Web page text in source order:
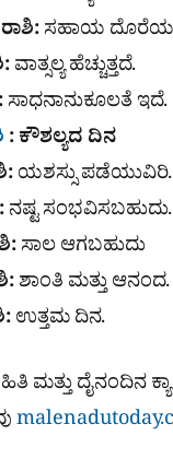
ಸಹಾಯ
ವಾತ್ಸಲ್ಯ ಹೆಚ್ಚುತ್ತದೆ.
ಸಾಧನಾನುಕೂಲತೆ ಇದೆ.
: ಕೌಶಲ್ಯದ ದಿನ
ಯಶಸ್ಸು ಪಡೆಯುವಿರಿ.
ನಷ್ಟ ಸಂಭವಿಸಬಹುದು.
ಸಾಲ ಆಗಬಹುದು
ಶಾಂತಿ ಮತ್ತು ಆನಂದ.
ಉತ್ತಮ ದಿನ.
ಮತ್ತು ದೈನಂದಿನ